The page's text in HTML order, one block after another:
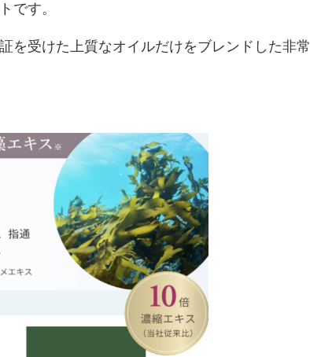
です。
を受けた上質なオイルだけをブレンドした非常